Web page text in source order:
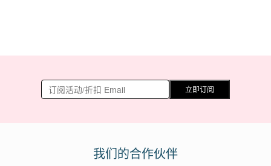
立即订阅
我们的合作伙伴